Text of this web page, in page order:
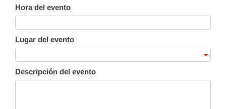
Hora del evento
Lugar del evento
Descripción del evento